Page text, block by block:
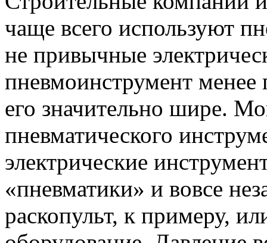
чаще всего используют
не привычные
пневмоинструмент менее
его значительно шире.
пневматического
электрические
«пневматики» и вовсе
раскопульт, к примеру,